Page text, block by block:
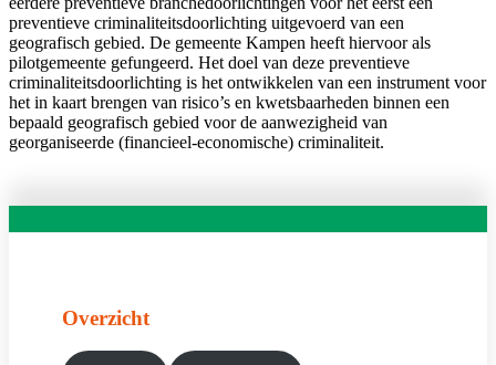
preventieve criminaliteitsdoorlichting uitgevoerd van een
geografisch gebied. De gemeente Kampen heeft hiervoor als
pilotgemeente gefungeerd. Het doel van deze preventieve
criminaliteitsdoorlichting is het ontwikkelen van een instrument voor
het in kaart brengen van risico’s en kwetsbaarheden binnen een
bepaald geografisch gebied voor de aanwezigheid van
georganiseerde (financieel-economische) criminaliteit.
Overzicht